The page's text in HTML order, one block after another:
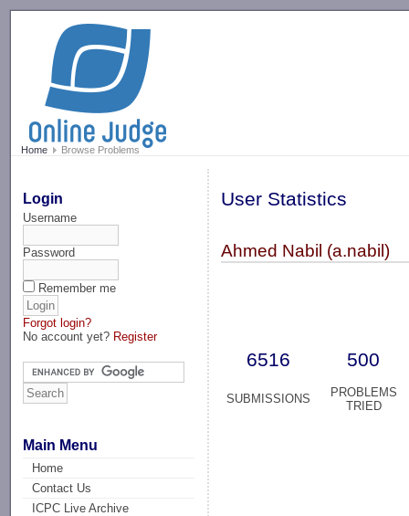
Home Browse Problems
Login
Username
Password
Remember me
Forgot login?
No account yet? Register
Main Menu
Home
Contact Us
ICPC Live Archive
User Statistics
Ahmed Nabil (a.nabil)
6516 500
SUBMISSIONS
PROBLEMS
TRIED